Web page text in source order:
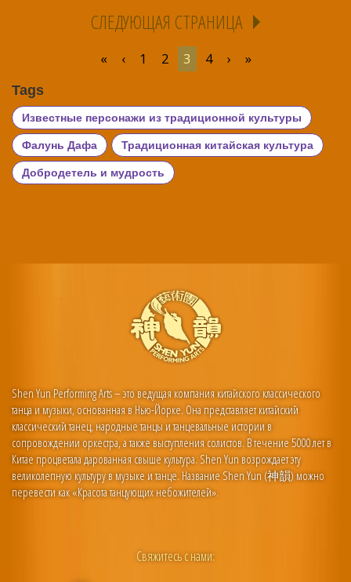
СЛЕДУЮЩАЯ СТРАНИЦА
« ‹ 1 2 3 4 › »
Tags
Известные персонажи из традиционной культуры
Фалунь Дафа Традиционная китайская культура
Добродетель и мудрость
Shen Yun Performing Arts – это ведущая компания китайского классического
танца и музыки, основанная в Нью-Йорке. Она представляет китайский
классический танец, народные танцы и танцевальные истории в
сопровождении оркестра, а также выступления солистов. В течение 5000 лет в
Китае процветала дарованная свыше культура. Shen Yun возрождает эту
великолепную культуру в музыке и танце. Название Shen Yun (神韻) можно
перевести как «Красота танцующих небожителей».
Свяжитесь с нами: